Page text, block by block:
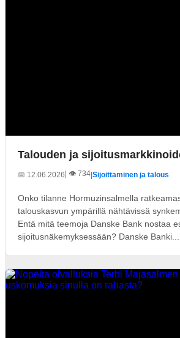
Talouden ja
📅 12.06.2026 | 👁️ 734|Sijoittaminen ja talous
Onko tilanne Hormuzinsalmella
talouskasvun ympärillä nähtävissä
Entä mitä teemoja Danske Bank nostaa
sijoitusnäkemyksessään? Danske Banki...